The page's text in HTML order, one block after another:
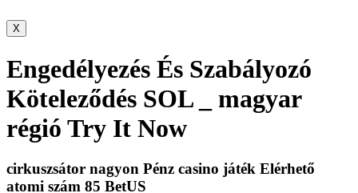
X
Engedélyezés És Szabályozó
Köteleződés SOL _ magyar
régió Try It Now
cirkuszsátor nagyon Pénz casino játék Elérhető
atomi szám 85 BetUS